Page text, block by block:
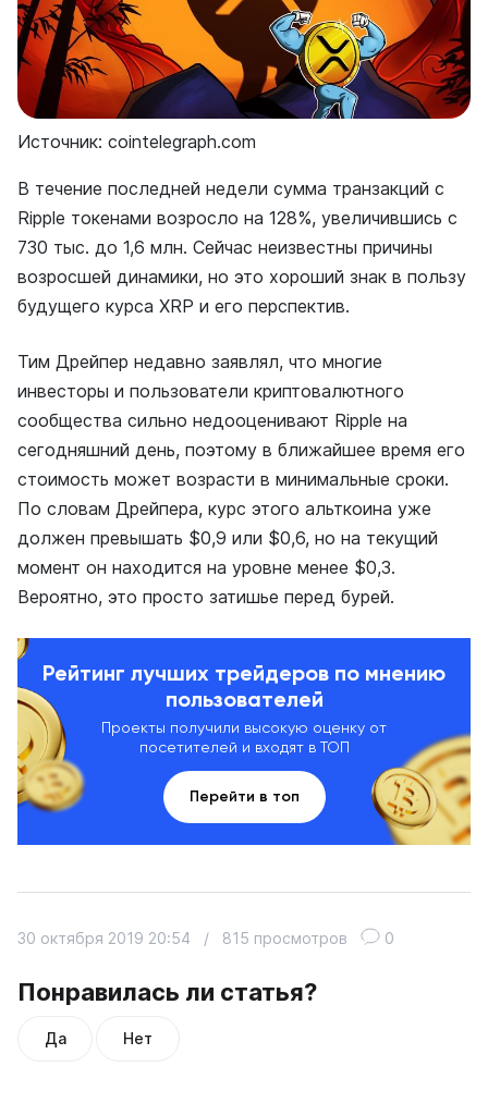
Источник: cointelegraph.com
В течение последней недели сумма транзакций с
Ripple токенами возросло на 128%, увеличившись с
730 тыс. до 1,6 млн. Сейчас неизвестны причины
возросшей динамики, но это хороший знак в пользу
будущего курса XRP и его перспектив.
Тим Дрейпер недавно заявлял, что многие
инвесторы и пользователи криптовалютного
сообщества сильно недооценивают Ripple на
сегодняшний день, поэтому в ближайшее время его
стоимость может возрасти в минимальные сроки.
По словам Дрейпера, курс этого альткоина уже
должен превышать $0,9 или $0,6, но на текущий
момент он находится на уровне менее $0,3.
Вероятно, это просто затишье перед бурей.
Рейтинг лучших трейдеров по мнению
пользователей
Проекты получили высокую оценку от
посетителей и входят в ТОП
Перейти в топ
Понравилась ли статья?
Да Нет
30 октября 2019 20:54 / 815 просмотров 0